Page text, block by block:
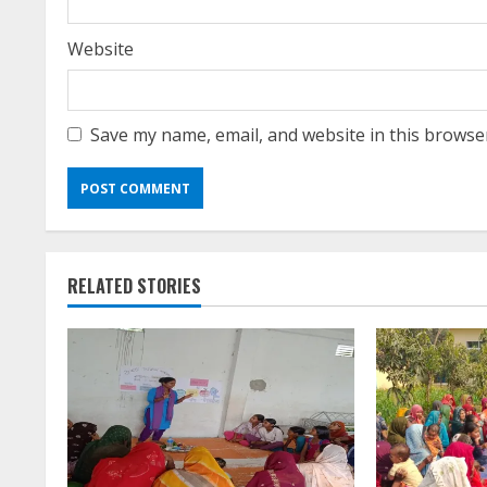
Website
Save my name, email, and website in this
RELATED STORIES